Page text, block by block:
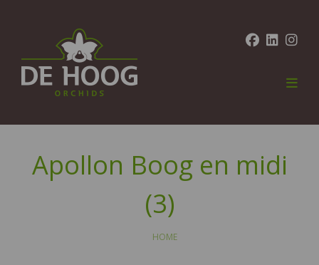
Apollon Boog en midi
(3)
HOME